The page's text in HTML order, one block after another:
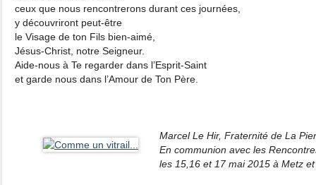
ceux que nous rencontrerons durant ces journées,
y découvriront peut-être
le Visage de ton Fils bien-aimé,
Jésus-Christ, notre Seigneur.
Aide-nous à Te regarder dans l’Esprit-Saint
et garde nous dans l’Amour de Ton Père.
Marcel Le Hir, Fraternité de La
En communion avec les
les 15,16 et 17 mai 2015 à Metz